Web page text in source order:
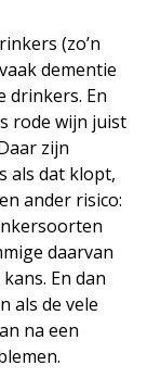
(zo’n
dementie
drinkers. En
rode wijn juist
zijn
als dat klopt,
ander risico:
daarvan
En dan
als de vele
na een